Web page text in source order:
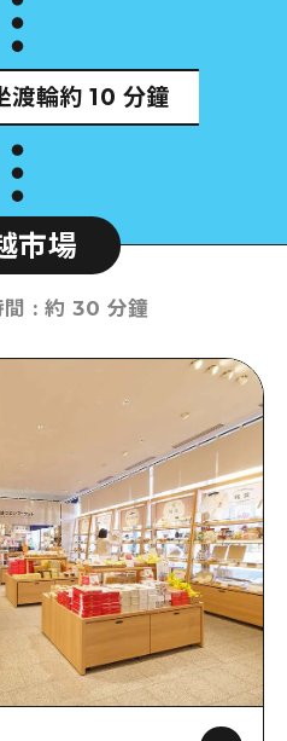
渡輪約 10 分鐘
市場
:約 30 分鐘